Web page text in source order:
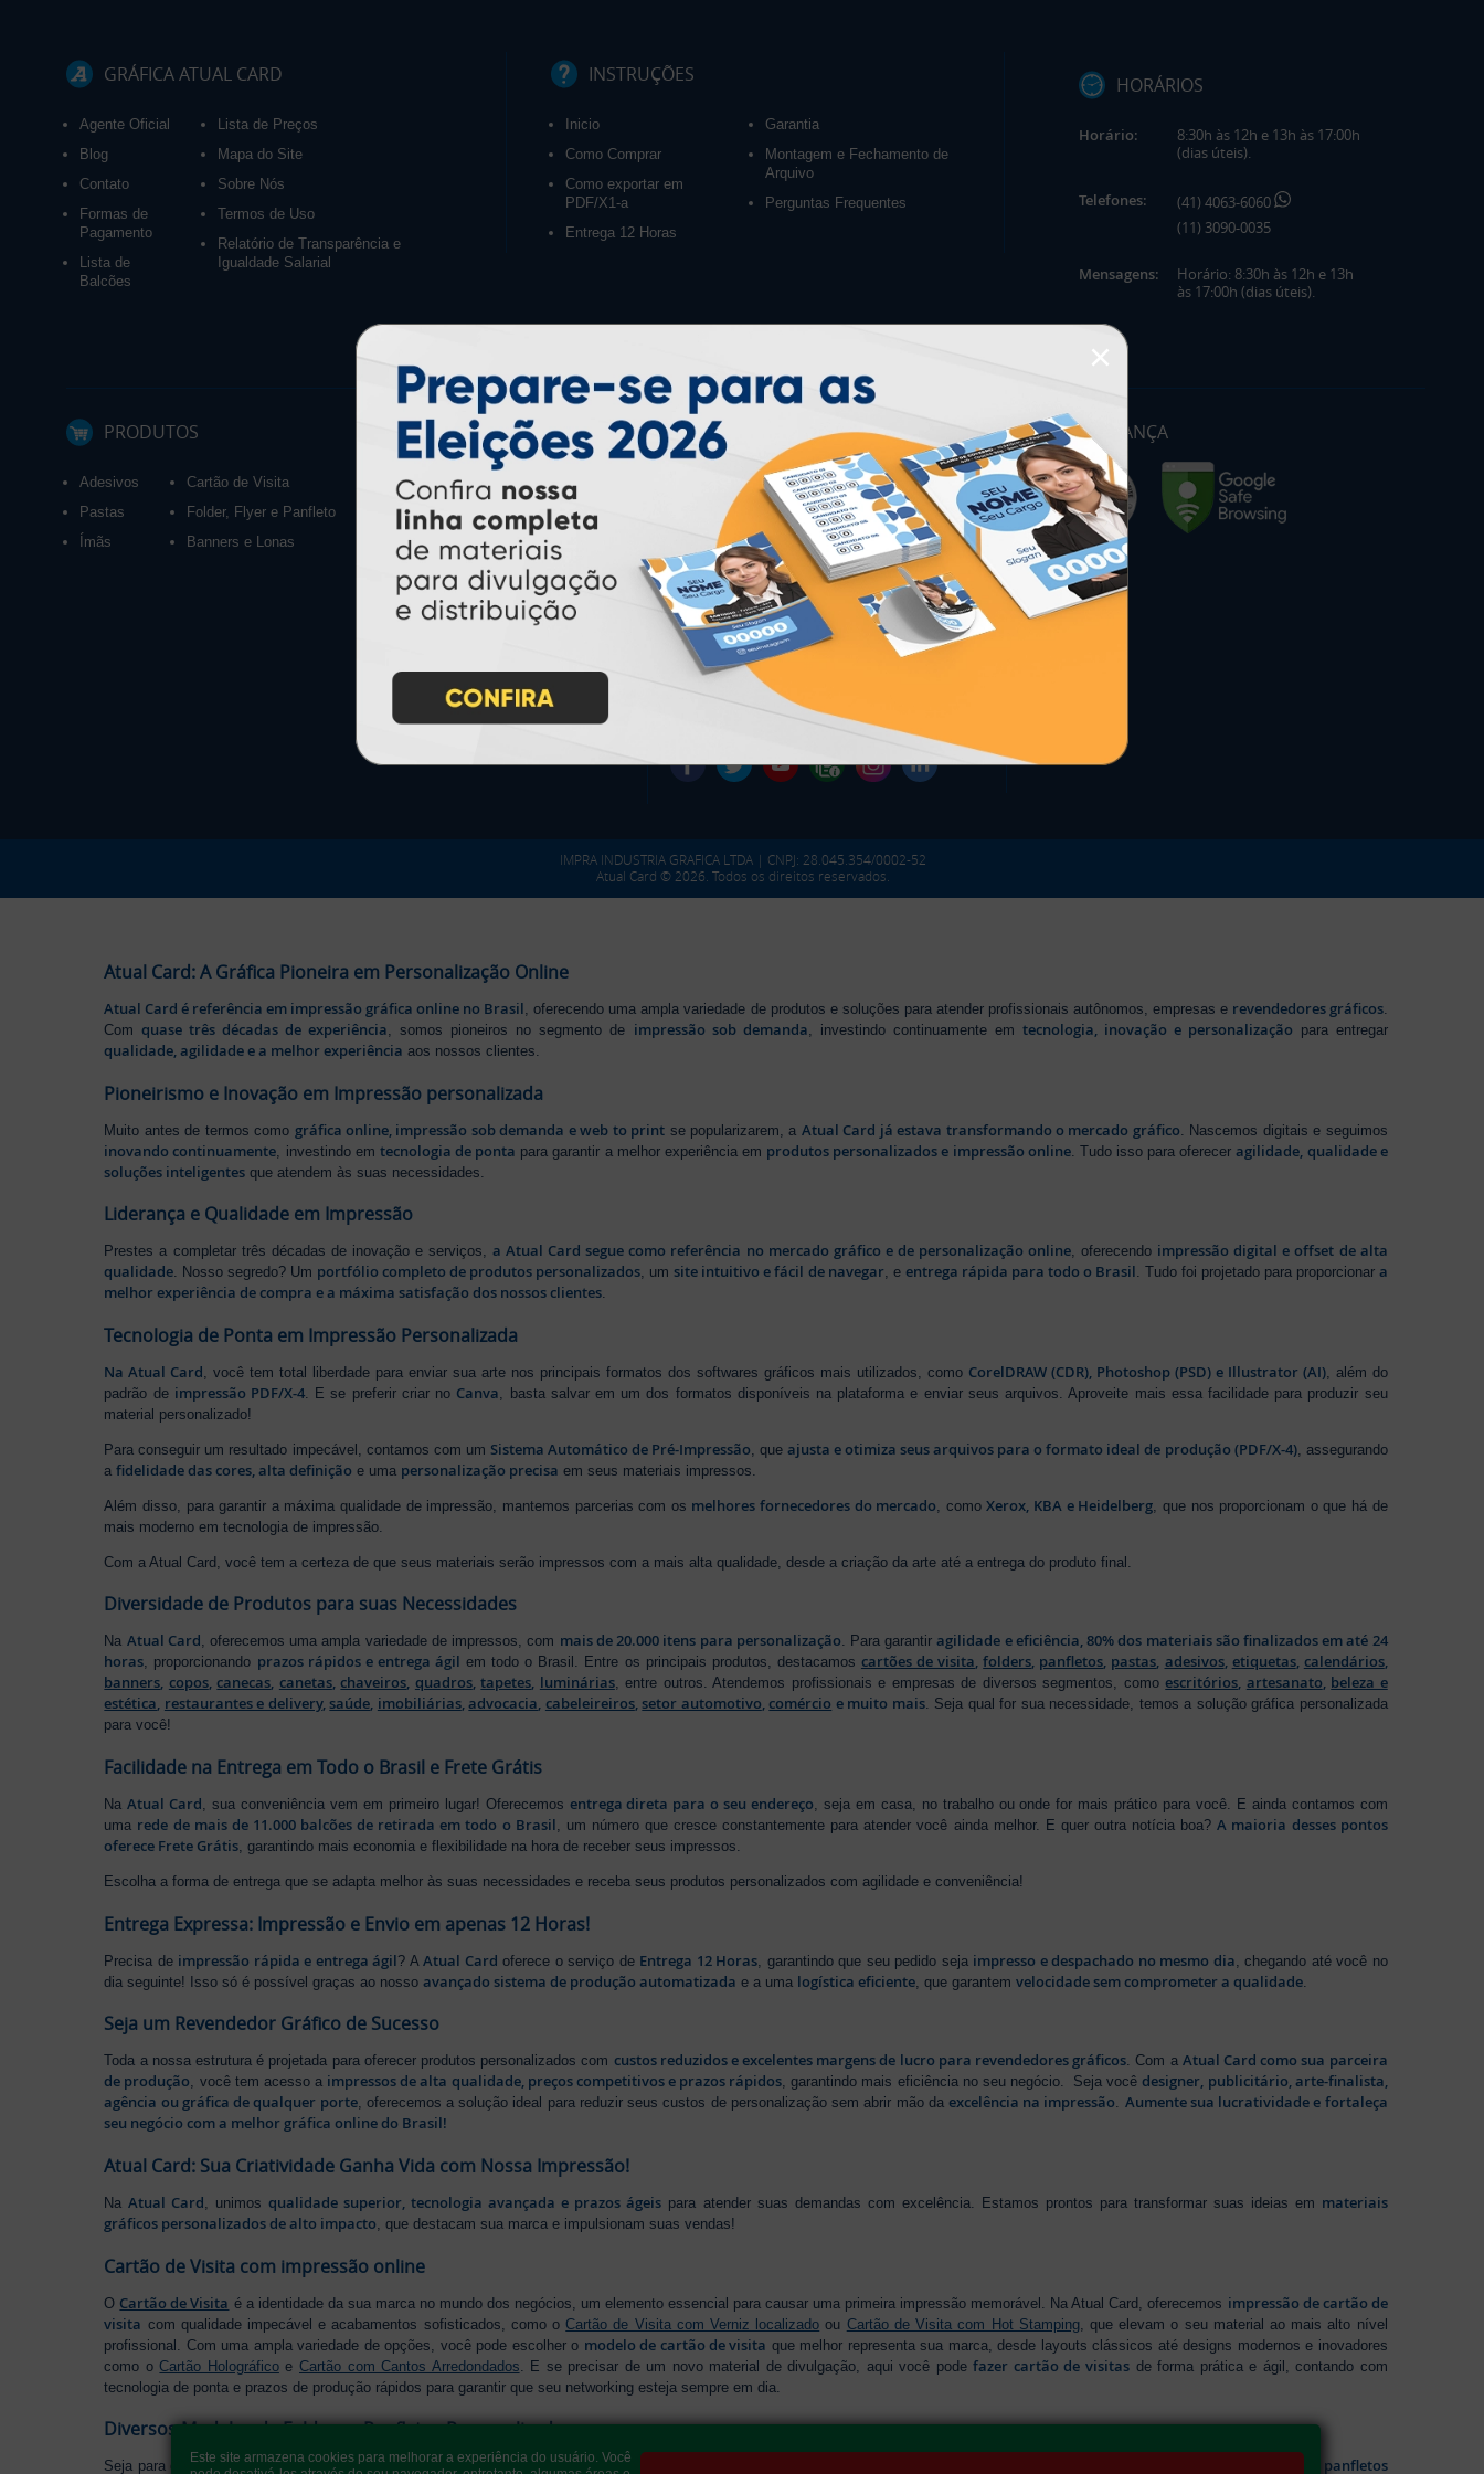
GRÁFICA ATUAL CARD
Agente Oficial
Blog
Contato
Formas de
Pagamento
Lista de
Balcões
Lista de Preços
Mapa do Site
Sobre Nós
Termos de Uso
Relatório de Transparência e
Igualdade Salarial
INSTRUÇÕES
Inicio
Como Comprar
Como exportar em
PDF/X1-a
Entrega 12 Horas
Garantia
Montagem e Fechamento de
Arquivo
Perguntas Frequentes
HORÁRIOS
Horário:
8:30h às 12h e 13h às 17:00h
(dias úteis).
Telefones:
(41) 4063-6060
(11) 3090-0035
Mensagens:
Horário: 8:30h às 12h e 13h
às 17:00h (dias úteis).
PRODUTOS
Adesivos
Pastas
Ímãs
Cartão de Visita
Folder, Flyer e Panfleto
Banners e Lonas
Calendários 2027
PAGUE COM
* Pagamento com cartão de crédito terá valor adicional.
** Pagamentos a prazo poderão ter acréscimo.
*** Nota fiscal sujeita a emissão de acordo com prestador de
serviço, conforme legislação pertinente.
SEGURANÇA
IMPRA INDUSTRIA GRAFICA LTDA | CNPJ: 28.045.354/0002-52
Atual Card © 2026. Todos os direitos reservados.
Atual Card: A Gráfica Pioneira em Personalização Online
Atual Card é referência em impressão gráfica online no Brasil , oferecendo uma ampla variedade de produtos e soluções para atender profissionais autônomos, empresas e revendedores gráficos.
Comquase três décadas de experiência , somos pioneiros no segmento de impressão sob demanda , investindo continuamente em tecnologia, inovação e personalização para entregar
qualidade, agilidade e a melhor experiência aos nossos clientes.
Pioneirismo e Inovação em Impressão personalizada
Muito antes de termos como gráfica online, impressão sob demanda e web to print se popularizarem, a Atual Card já estava transformando o mercado gráfico . Nascemos digitais e seguimos
inovando continuamente , investindo em tecnologia de ponta para garantir a melhor experiência em produtos personalizados e impressão online. Tudo isso para ofereceragilidade, qualidade e
soluções inteligentes que atendem às suas necessidades.
Liderança e Qualidade em Impressão
Prestes a completar três décadas de inovação e serviços,a Atual Card segue como referência no mercado gráfico e de personalização online, oferecendo impressão digital e offset de alta
qualidade. Nosso segredo? Um portfólio completo de produtos personalizados, um site intuitivo e fácil de navegar, e entrega rápida para todo o Brasil. Tudo foi projetado para proporcionar a
melhor experiência de compra e a máxima satisfação dos nossos clientes.
Tecnologia de Ponta em Impressão Personalizada
Na Atual Card , você tem total liberdade para enviar sua arte nos principais formatos dos softwares gráficos mais utilizados, como CorelDRAW (CDR), Photoshop (PSD) e Illustrator (AI), além do
padrão de impressão PDF/X-4 . E se preferir criar no Canva , basta salvar em um dos formatos disponíveis na plataforma e enviar seus arquivos. Aproveite mais essa facilidade para produzir seu
material personalizado!
Para conseguir um resultado impecável, contamos com um Sistema Automático de Pré-Impressão , queajusta e otimiza seus arquivos para o formato ideal de produção (PDF/X-4), assegurando
afidelidade das cores, alta definição e uma personalização precisa em seus materiais impressos.
Além disso, para garantir a máxima qualidade de impressão, mantemos parcerias com os melhores fornecedores do mercado , comoXerox, KBA e Heidelberg , que nos proporcionam o que há de
mais moderno em tecnologia de impressão.
Com a Atual Card, você tem a certeza de que seus materiais serão impressos com a mais alta qualidade, desde a criação da arte até a entrega do produto final.
Diversidade de Produtos para suas Necessidades
Na Atual Card, oferecemos uma ampla variedade de impressos, com mais de 20.000 itens para personalização. Para garantiragilidade e eficiência, 80% dos materiais são finalizados em até 24
horas, proporcionando prazos rápidos e entrega ágil em todo o Brasil. Entre os principais produtos, destacamos cartões de visita,folders, panfletos, pastas, adesivos, etiquetas, calendários,
banners, copos,canecas, canetas,chaveiros, quadros,tapetes, luminárias, entre outros. Atendemos profissionais e empresas de diversos segmentos, comoescritórios, artesanato, beleza e
estética, restaurantes e delivery, saúde, imobiliárias,advocacia, cabeleireiros, setor automotivo,comércio e muito mais. Seja qual for sua necessidade, temos a solução gráfica personalizada
para você!
Facilidade na Entrega em Todo o Brasil e Frete Grátis
NaAtual Card, sua conveniência vem em primeiro lugar! Oferecemos entrega direta para o seu endereço, seja em casa, no trabalho ou onde for mais prático para você. E ainda contamos com
uma rede de mais de 11.000 balcões de retirada em todo o Brasil, um número que cresce constantemente para atender você ainda melhor. E quer outra notícia boa?A maioria desses pontos
oferece Frete Grátis, garantindo mais economia e flexibilidade na hora de receber seus impressos.
Escolha a forma de entrega que se adapta melhor às suas necessidades e receba seus produtos personalizados com agilidade e conveniência!
Entrega Expressa: Impressão e Envio em apenas 12 Horas!
Precisa de impressão rápida e entrega ágil? AAtual Card oferece o serviço de Entrega 12 Horas , garantindo que seu pedido seja impresso e despachado no mesmo dia , chegando até você no
dia seguinte! Isso só é possível graças ao nossoavançado sistema de produção automatizada e a uma logística eficiente , que garantemvelocidade sem comprometer a qualidade
Seja um Revendedor Gráfico de Sucesso
Toda a nossa estrutura é projetada para oferecer produtos personalizados com custos reduzidos e excelentes margens de lucro para revendedores gráficos. Com a Atual Card como sua parceira
de produção, você tem acesso a impressos de alta qualidade, preços competitivos e prazos rápidos, garantindo mais eficiência no seu negócio. Seja vocêdesigner, publicitário, arte-finalista,
agência ou gráfica de qualquer porte, oferecemos a solução ideal para reduzir seus custos de personalização sem abrir mão daexcelência na impressão. Aumente sua lucratividade e fortaleça
seu negócio com a melhor gráfica online do Brasil!
Atual Card: Sua Criatividade Ganha Vida com Nossa Impressão!
NaAtual Card , unimosqualidade superior, tecnologia avançada e prazos ágeis para atender suas demandas com excelência. Estamos prontos para transformar suas ideias em materiais
gráficos personalizados de alto impacto , que destacam sua marca e impulsionam suas vendas!
Cartão de Visita com impressão online
O Cartão de Visita é a identidade da sua marca no mundo dos negócios, um elemento essencial para causar uma primeira impressão memorável. Na Atual Card, oferecemos impressão de cartão de
visita com qualidade impecável e acabamentos sofisticados, como oCartão de Visita com Verniz localizado ou Cartão de Visita com Hot Stamping, que elevam o seu material ao mais alto nível
profissional. Com uma ampla variedade de opções, você pode escolher o modelo de cartão de visita que melhor representa sua marca, desde layouts clássicos até designs modernos e inovadores
como oCartão Holográficoe Cartão com Cantos Arredondados . E se precisar de um novo material de divulgação, aqui você podefazer cartão de visitasde forma prática e ágil, contando com
tecnologia de ponta e prazos de produção rápidos para garantir que seu networking esteja sempre em dia.
Diversos Modelos de Folders e Panfletos Personalizados
Seja para divulgar seu negócio, lançar uma promoção ou apresentar sua empresa com credibilidade, os impressão de panfletos
Este site armazena cookies para melhorar a experiência do usuário. Você